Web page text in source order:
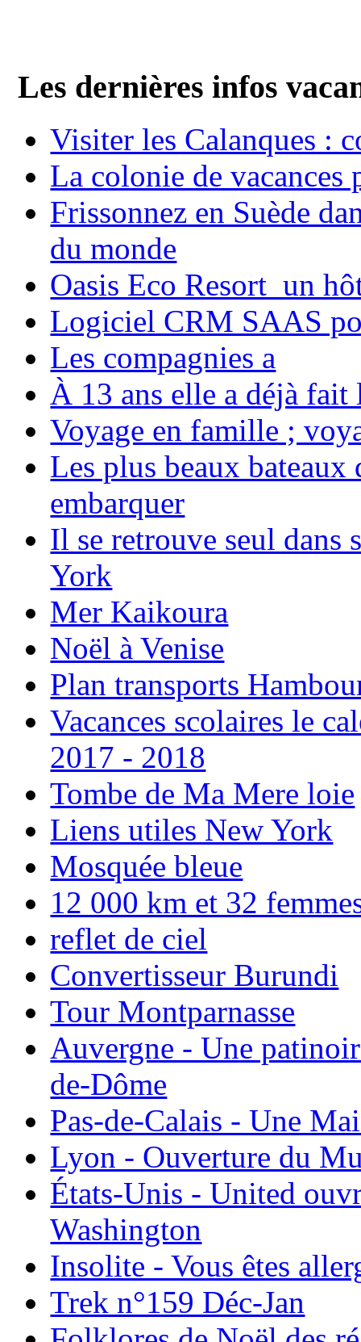
Les dernières infos
Visiter les Calanques :
La colonie de vacances
Frissonnez en Suède
du monde
Oasis Eco Resort un
Logiciel CRM SAAS
Les compagnies a
À 13 ans elle a déjà
Voyage en famille ;
Les plus beaux bateaux
embarquer
Il se retrouve seul dans
York
Mer Kaikoura
Noël à Venise
Plan transports
Vacances scolaires le
2017 - 2018
Tombe de Ma Mere loie
Liens utiles New York
Mosquée bleue
12 000 km et 32
reflet de ciel
Convertisseur Burundi
Tour Montparnasse
Auvergne - Une
de-Dôme
Pas-de-Calais - Une
Lyon - Ouverture du
États-Unis - United
Washington
Insolite - Vous êtes
Trek n°159 Déc-Jan